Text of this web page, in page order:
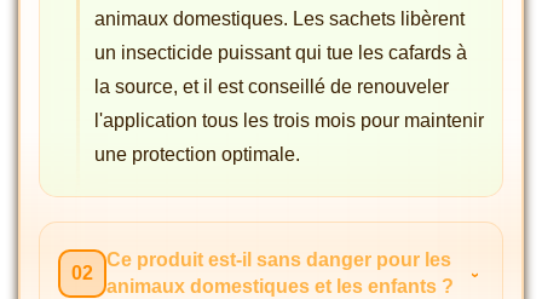
animaux domestiques. Les sachets libèrent
un insecticide puissant qui tue les cafards à
la source, et il est conseillé de renouveler
l'application tous les trois mois pour maintenir
une protection optimale.
02
Ce produit est-il sans danger pour les
animaux domestiques et les enfants ?